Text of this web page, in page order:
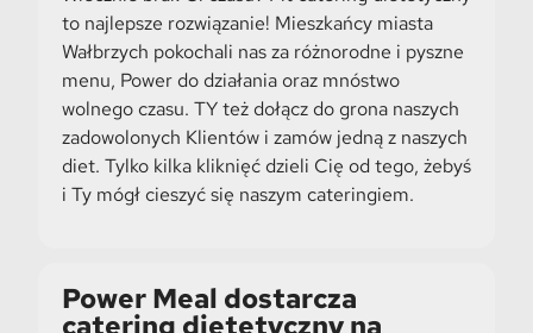
to najlepsze rozwiązanie! Mieszkańcy miasta
Wałbrzych pokochali nas za różnorodne i pyszne
menu, Power do działania oraz mnóstwo
wolnego czasu. TY też dołącz do grona naszych
zadowolonych Klientów i zamów jedną z naszych
diet. Tylko kilka kliknięć dzieli Cię od tego, żebyś
i Ty mógł cieszyć się naszym cateringiem.
Power Meal dostarcza
catering dietetyczny na